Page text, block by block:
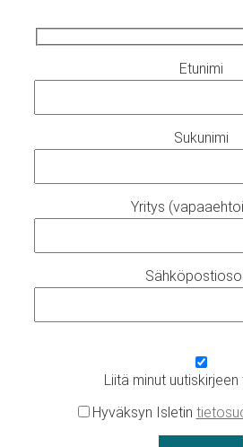
Etunimi
Sukunimi
Yritys
Liitä minut uutiskirjeen
Hyväksyn Isletin